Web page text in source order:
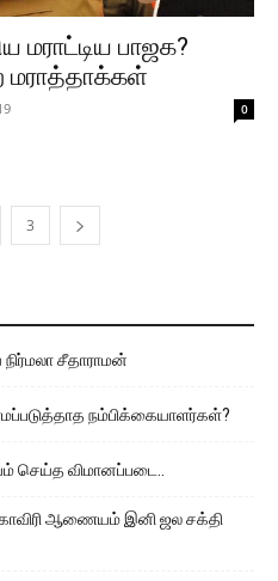
மராட்டிய பாஜக?
0
3
சீதாராமன்
நம்பிக்கையாளர்கள்?
செய்த விமானப்படை..
ஆணையம் இனி ஜல சக்தி